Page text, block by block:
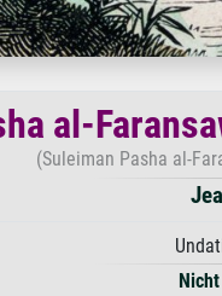
al-
(Suleiman Pasha al-